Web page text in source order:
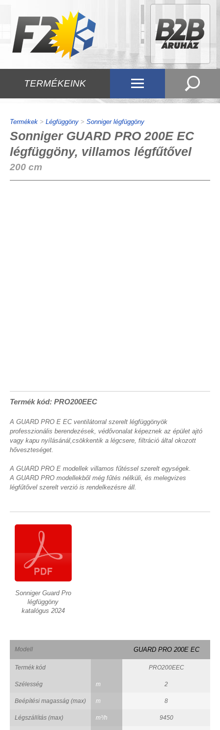
TERMÉKEINK
Termékek > Légfüggöny > Sonniger légfüggöny
Sonniger GUARD PRO 200E EC
légfüggöny, villamos légfűtővel
200 cm
Termék kód: PRO200EEC
A GUARD PRO E EC ventilátorral szerelt légfüggönyök
professzionális berendezések, védővonalat képeznek az épület ajtó
vagy kapu nyílásánál,csökkentik a légcsere, filtráció által okozott
hőveszteséget.
A GUARD PRO E modellek villamos fűtéssel szerelt egységek.
A GUARD PRO modellekből még fűtés nélküli, és melegvizes
légfűtővel szerelt verzió is rendelkezésre áll.
Sonniger Guard Pro
légfüggöny
katalógus 2024
Modell GUARD PRO 200E EC
Termék kód PRO200EEC
Szélesség m 2
Beépítési magasság (max) m 8
Légszállítás (max) m³/h 9450